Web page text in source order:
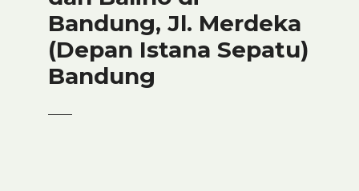
Bandung, Jl. Merdeka
(Depan Istana Sepatu)
Bandung